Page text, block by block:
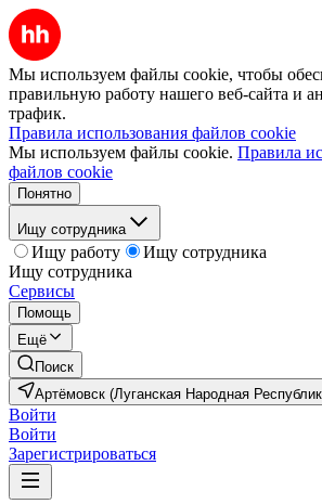
Мы используем файлы cookie, чтобы
правильную работу нашего веб-сайта и
трафик.
Правила использования файлов cookie
Мы используем файлы cookie. Правила
файлов cookie
Понятно
Ищу сотрудника
Ищу работу
Ищу сотрудника
Ищу сотрудника
Сервисы
Помощь
Ещё
Поиск
Артёмовск (Луганская Народная
Войти
Войти
Зарегистрироваться